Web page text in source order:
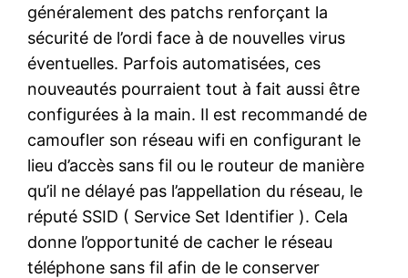
généralement des patchs renforçant la
sécurité de l’ordi face à de nouvelles virus
éventuelles. Parfois automatisées, ces
nouveautés pourraient tout à fait aussi être
configurées à la main. Il est recommandé de
camoufler son réseau wifi en configurant le
lieu d’accès sans fil ou le routeur de manière
qu’il ne délayé pas l’appellation du réseau, le
réputé SSID ( Service Set Identifier ). Cela
donne l’opportunité de cacher le réseau
téléphone sans fil afin de le conserver